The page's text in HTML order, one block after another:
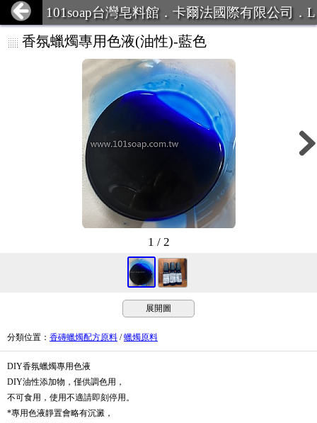
101soap台灣皂料館．卡爾法國際有限公司．L
INE ID:101Soap 客服專線:07-387
香氛蠟燭專用色液(油性)-藍色
1 / 2
展開圖
分類位置 ： 香磚蠟燭配方原料 /蠟燭原料
DIY香氛蠟燭專用色液
DIY油性添加物，僅供調色用，
不可食用，使用不適請即刻停用。
*專用色液靜置會略有沉澱，